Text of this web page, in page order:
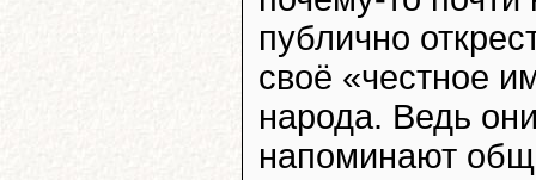
публично
своё «честное
народа. Ведь
напоминают